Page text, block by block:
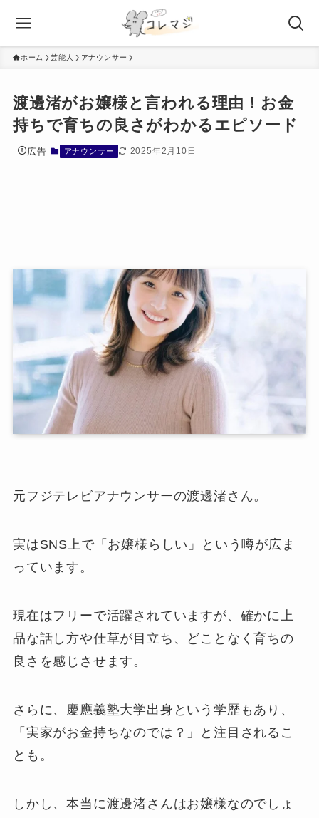
ホーム 芸能人 アナウンサー
渡邊渚がお嬢様と言われる理由！お金
持ちで育ちの良さがわかるエピソード
広告 アナウンサー 2025年2月10日
元フジテレビアナウンサーの渡邊渚さん。
実はSNS上で「お嬢様らしい」という噂が広ま
っています。
現在はフリーで活躍されていますが、確かに上
品な話し方や仕草が目立ち、どことなく育ちの
良さを感じさせます。
さらに、慶應義塾大学出身という学歴もあり、
「実家がお金持ちなのでは？」と注目されるこ
とも。
しかし、本当に渡邊渚さんはお嬢様なのでしょ